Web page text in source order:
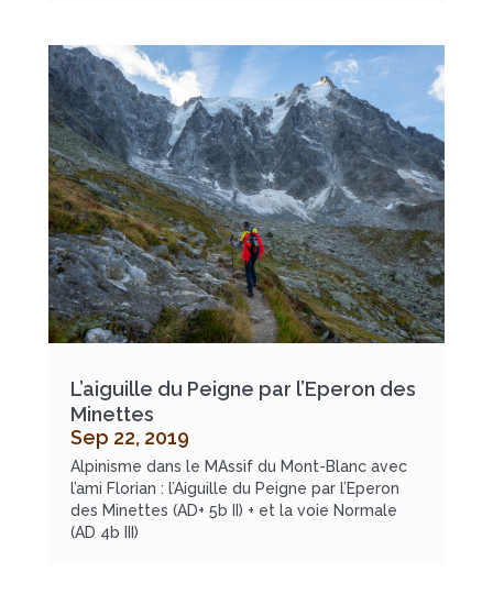
L’aiguille du Peigne par l’Eperon des
Minettes
Sep 22, 2019
Alpinisme dans le MAssif du Mont-Blanc avec
l’ami Florian : l’Aiguille du Peigne par l’Eperon
des Minettes (AD+ 5b II) + et la voie Normale
(AD 4b III)